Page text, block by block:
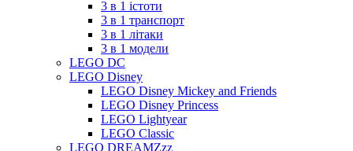
3 в 1 істоти
3 в 1 транспорт
3 в 1 літаки
3 в 1 модели
LEGO DC
LEGO Disney
LEGO Disney Mickey and Friends
LEGO Disney Princess
LEGO Lightyear
LEGO Classic
LEGO DREAMZzz